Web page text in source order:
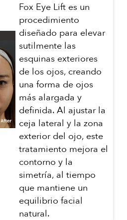
Fox Eye Lift es un
procedimiento
diseñado para elevar
sutilmente las
esquinas exteriores
de los ojos, creando
una forma de ojos
más alargada y
definida. Al ajustar la
ceja lateral y la zona
exterior del ojo, este
tratamiento mejora el
contorno y la
simetría, al tiempo
que mantiene un
equilibrio facial
natural.